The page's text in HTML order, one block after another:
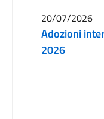
20/07/2026
Adozioni
2026